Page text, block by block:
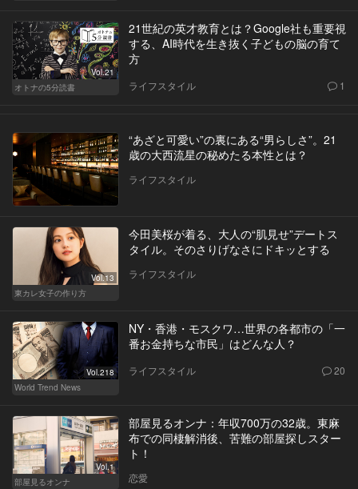
Vol.21
オトナの5分読書
21世紀の英才教育とは？Google社も重要視
する、AI時代を生き抜く子どもの脳の育て
方
ライフスタイル 1
“あざと可愛い”の裏にある“男らしさ”。21
歳の大西流星の秘めたる本性とは？
ライフスタイル
Vol.13
東カレ女子の作り方
今田美桜が着る、大人の“肌見せ”デートス
タイル。そのさりげなさにドキッとする
ライフスタイル
Vol.218
World Trend News
NY・香港・モスクワ…世界の各都市の「一
番お金持ちな市民」はどんな人？
ライフスタイル 20
Vol.1
部屋見るオンナ
部屋見るオンナ：年収700万の32歳。東麻
布での同棲解消後、苦難の部屋探しスター
ト！
恋愛